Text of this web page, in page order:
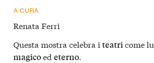
A CURA
Renata Ferri
Questa mostra celebra i teatricome
magicoed eterno.